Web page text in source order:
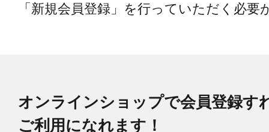
「新規会員登録」を行っていただく必要
オンラインショップで会員登録す
ご利用になれます！